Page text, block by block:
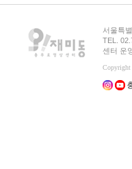
서울특
TEL.
센터 운
Copyright